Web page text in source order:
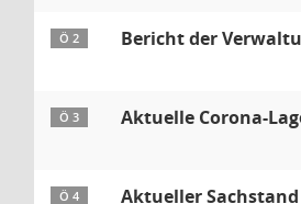
Ö 2 Bericht der
Ö 3 Aktuelle Corona-
Ö 4 Aktueller